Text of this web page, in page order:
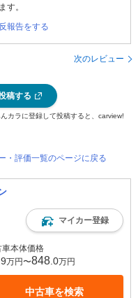
す。
報告をする
次のレビュー
稿する
カラに登録して投稿すると、carview!
・評価一覧のページに戻る
マイカー登録
車本体価格
.9万円〜848 .0万円
中古車を検索